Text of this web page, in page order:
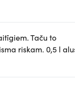
Taču to
riskam. 0,5 l